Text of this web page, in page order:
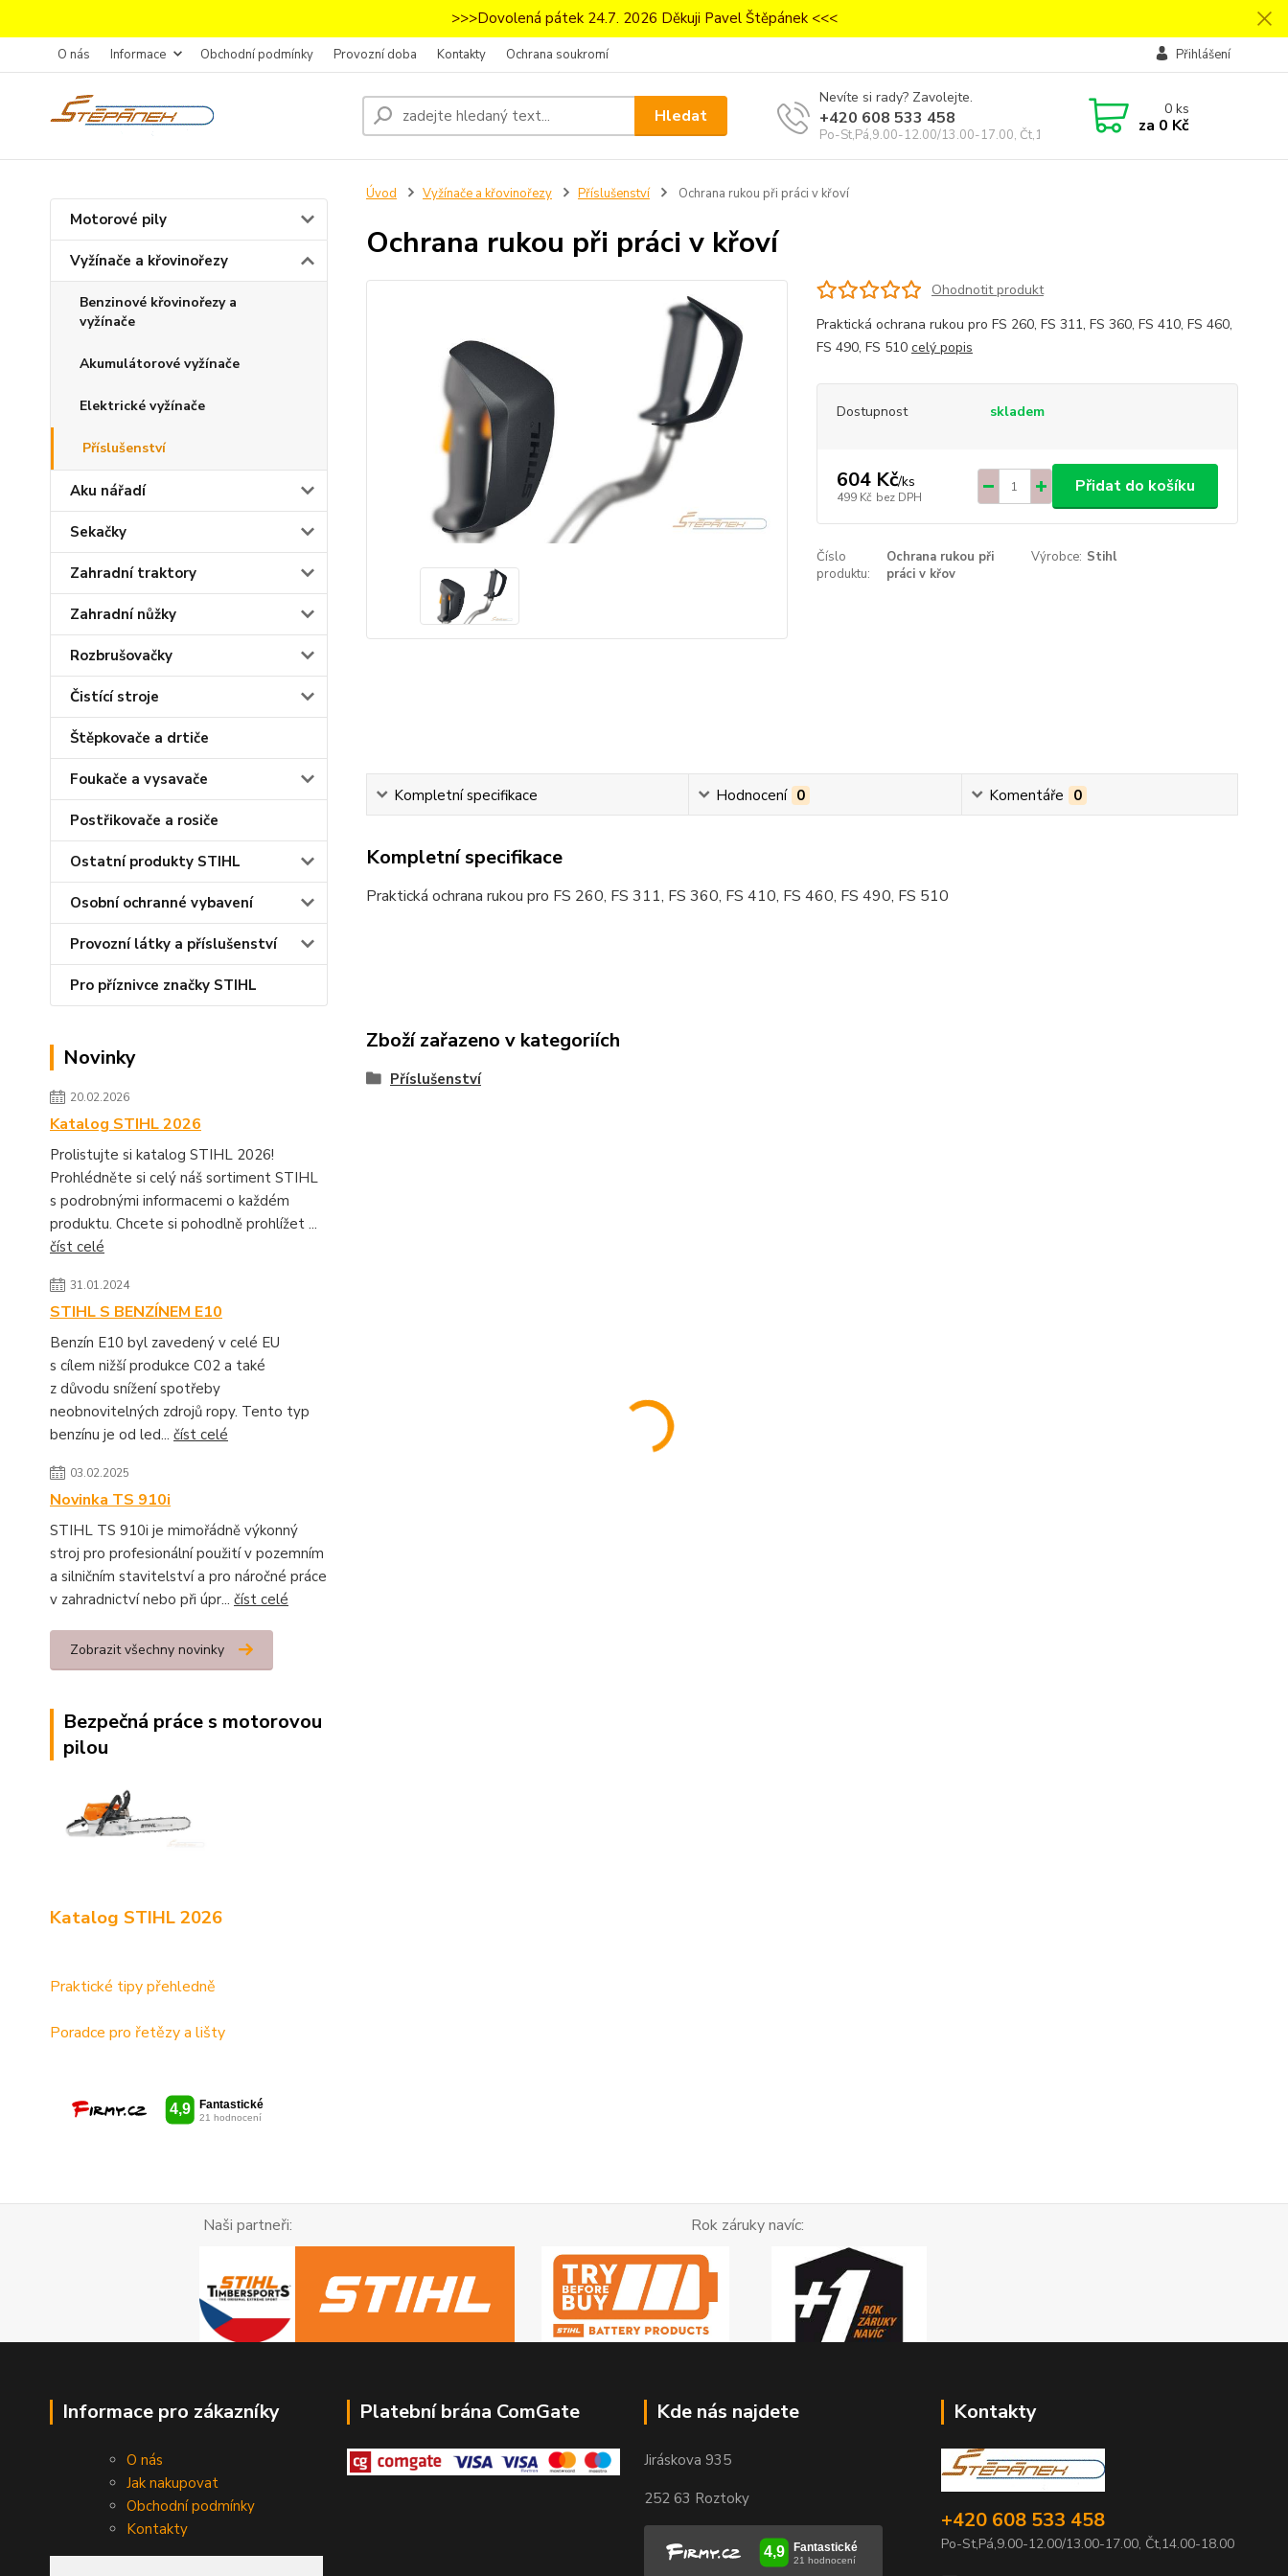
>>>Dovolená pátek 24.7. 2026 Děkuji Pavel Štěpánek <<<
O nás Informace Obchodní podmínky Provozní doba Kontakty Ochrana soukromí Přihlášení
Hledat
Nevíte si rady? Zavolejte.
+420 608 533 458
Po-St,Pá,9.00-12.00/13.00-17.00, Čt,14.00-18.00
0ks
za 0 Kč
Motorové pily
Vyžínače a křovinořezy
Benzinové křovinořezy a
vyžínače
Akumulátorové vyžínače
Elektrické vyžínače
Příslušenství
Aku nářadí
Sekačky
Zahradní traktory
Zahradní nůžky
Rozbrušovačky
Čistící stroje
Štěpkovače a drtiče
Foukače a vysavače
Postřikovače a rosiče
Ostatní produkty STIHL
Osobní ochranné vybavení
Provozní látky a příslušenství
Pro příznivce značky STIHL
Novinky
20.02.2026
Katalog STIHL 2026
Prolistujte si katalog STIHL 2026!
Prohlédněte si celý náš sortiment STIHL
s podrobnými informacemi o každém
produktu. Chcete si pohodlně prohlížet ...
číst celé
31.01.2024
STIHL S BENZÍNEM E10
Benzín E10 byl zavedený v celé EU
s cílem nižší produkce C02 a také
z důvodu snížení spotřeby
neobnovitelných zdrojů ropy. Tento typ
benzínu je od led... číst celé
03.02.2025
Novinka TS 910i
STIHL TS 910i je mimořádně výkonný
stroj pro profesionální použití v pozemním
a silničním stavitelství a pro náročné práce
v zahradnictví nebo při úpr... číst celé
Zobrazit všechny novinky
Bezpečná práce s motorovou
pilou
Katalog STIHL 2026
Praktické tipy přehledně
Poradce pro řetězy a lišty
Úvod Vyžínače a křovinořezy Příslušenství Ochrana rukou při práci v křoví
Ochrana rukou při práci v křoví
Ohodnotit produkt
Praktická ochrana rukou pro FS 260, FS 311, FS 360, FS 410, FS 460,
FS 490, FS 510 celý popis
Dostupnost skladem
604 Kč/ks
499 Kč bez DPH
Přidat do košíku
Číslo
produktu:
Ochrana rukou při
práci v křov
Výrobce: Stihl
Kompletní specifikace Hodnocení 0 Komentáře 0
Kompletní specifikace
Praktická ochrana rukou pro FS 260, FS 311, FS 360, FS 410, FS 460, FS 490, FS 510
Zboží zařazeno v kategoriích
Příslušenství
Naši partneři: Rok záruky navíc:
Informace pro zákazníky
O nás
Jak nakupovat
Obchodní podmínky
Kontakty
Platební brána ComGate Kde nás najdete
Jiráskova 935
252 63 Roztoky
Kontakty
+420 608 533 458
Po-St,Pá,9.00-12.00/13.00-17.00, Čt,14.00-18.00